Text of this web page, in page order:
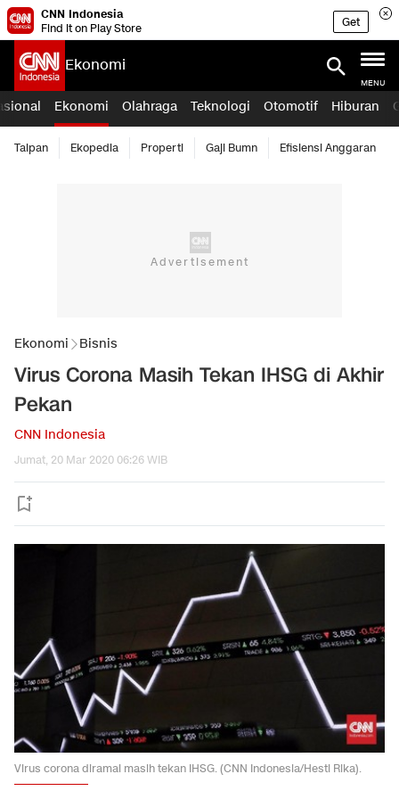
CNN Indonesia
Find it on Play Store
Get
Ekonomi
MENU
Ekonomi Olahraga Teknologi Otomotif Hiburan
Taipan Ekopedia Properti Gaji Bumn Efisiensi Anggaran
Ekonomi Bisnis
Virus Corona Masih Tekan IHSG di Akhir
Pekan
CNN Indonesia
Jumat, 20 Mar 2020 06:26 WIB
Virus corona diramal masih tekan IHSG. (CNN Indonesia/Hesti Rika).